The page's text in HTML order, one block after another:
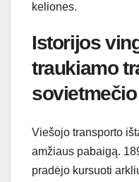
keliones.
Istorijos
traukiamo
Viešojo transporto
amžiaus pabaigą.
pradėjo kursuoti